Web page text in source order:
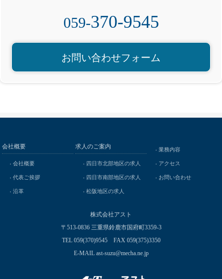
059-370-9545
お問い合わせフォーム
会社概要
会社概要
代表ご挨拶
沿革
求人のご案内
四日市北部地区の求人
四日市南部地区の求人
松阪地区の求人
業務内容
アクセス
お問い合わせ
株式会社アスト
〒513-0836 三重県鈴鹿市国府町3359-3
TEL 059(370)9545 FAX 059(375)3350
E-MAIL ast-suzu@mecha.ne.jp